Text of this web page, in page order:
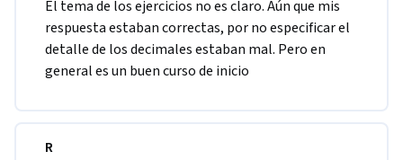
El tema de los ejercicios no es claro. Aún que mis
respuesta estaban correctas, por no especificar el
detalle de los decimales estaban mal. Pero en
general es un buen curso de inicio
R